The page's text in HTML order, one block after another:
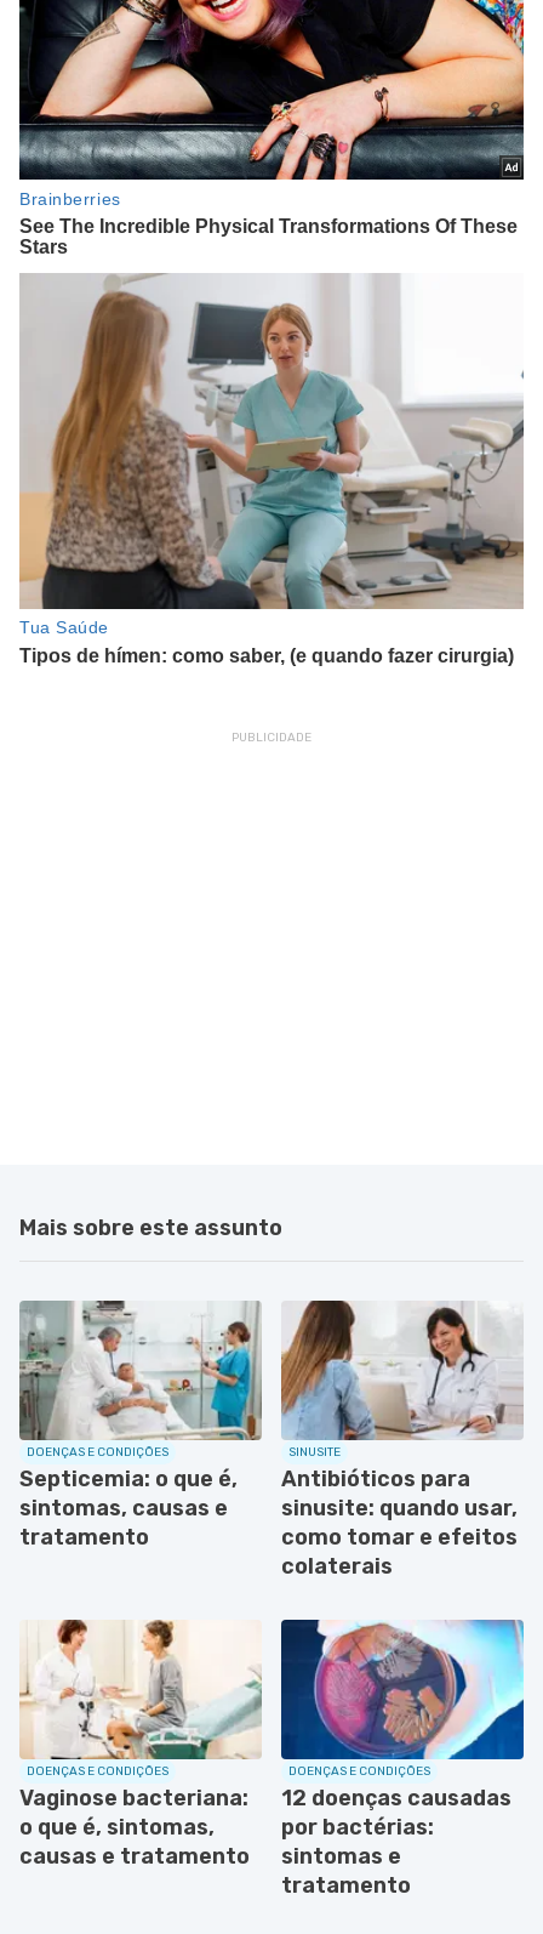
Mais sobre este assunto
DOENÇAS E CONDIÇÕES
Septicemia: o que é,
sintomas, causas e
tratamento
SINUSITE
Antibióticos para
sinusite: quando usar,
como tomar e efeitos
colaterais
DOENÇAS E CONDIÇÕES
Vaginose bacteriana:
o que é, sintomas,
causas e tratamento
DOENÇAS E CONDIÇÕES
12 doenças causadas
por bactérias:
sintomas e
tratamento